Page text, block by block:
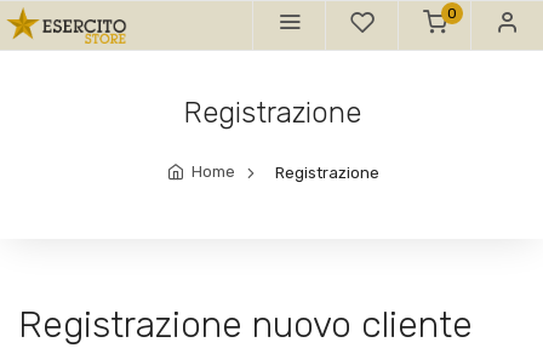
0
Registrazione
Home Registrazione
Registrazione nuovo cliente